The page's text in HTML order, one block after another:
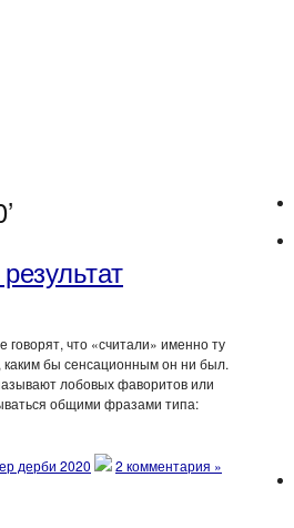
что «считали» именно ту
каким бы сенсационным он ни был.
лобовых фаворитов или
общими фразами типа:
дерби 2020 2 комментария »